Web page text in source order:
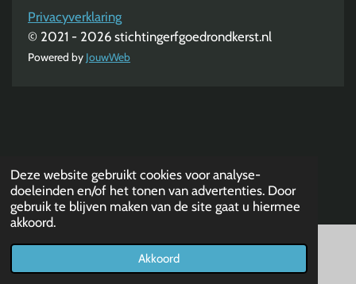
Deze website gebruikt cookies voor analyse-
doeleinden en/of het tonen van advertenties. Door
gebruik te blijven maken van de site gaat u hiermee
akkoord.
Akkoord
Privacyverklaring
© 2021 - 2026 stichtingerfgoedrondkerst.nl
Powered by JouwWeb
Telefoonnummer